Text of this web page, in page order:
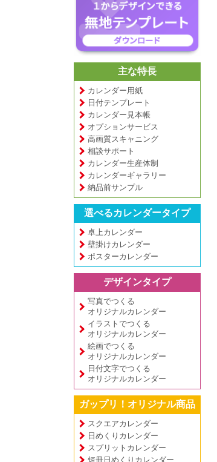
主な特長
カレンダー用紙
日付テンプレート
カレンダー見本帳
オプションサービス
高画質スキャニング
相談サポート
カレンダー生産体制
カレンダーギャラリー
納品前サンプル
選べるカレンダータイプ
卓上カレンダー
壁掛けカレンダー
ポスターカレンダー
デザインタイプ
写真でつくる
オリジナルカレンダー
イラストでつくる
オリジナルカレンダー
絵画でつくる
オリジナルカレンダー
日付文字でつくる
オリジナルカレンダー
ガップリ！オリジナル商品
スクエアカレンダー
日めくりカレンダー
スプリットカレンダー
短冊日めくりカレンダー